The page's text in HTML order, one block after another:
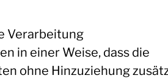
Verarbeitung
in einer Weise, dass die
ohne Hinzuziehung